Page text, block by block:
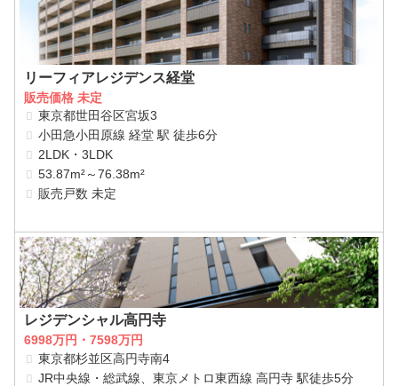
リーフィアレジデンス経堂
販売価格 未定
東京都世田谷区宮坂3
小田急小田原線 経堂 駅 徒歩6分
2LDK・3LDK
53.87m²～76.38m²
販売戸数 未定
レジデンシャル高円寺
6998万円・7598万円
東京都杉並区高円寺南4
JR中央線・総武線、東京メトロ東西線 高円寺 駅徒歩5分